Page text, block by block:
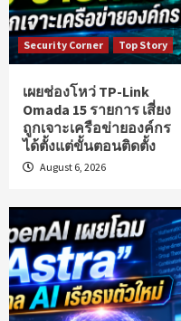
Security Corner Top Story
เผยช่องโหว่ TP-Link
Omada 15 รายการ เสี่ยง
ถูกเจาะเครือข่ายองค์กร
ได้ตั้งแต่ขั้นตอนติดตั้ง
August 6, 2026